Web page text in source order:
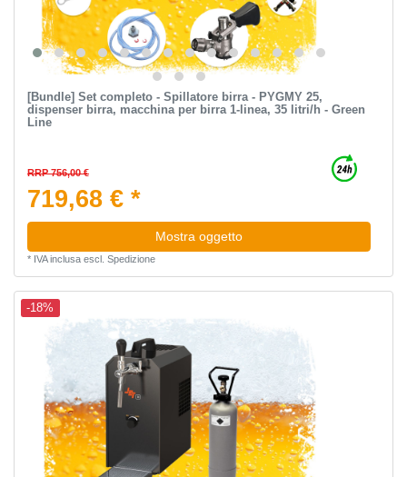
[Bundle] Set completo - Spillatore birra - PYGMY 25,
dispenser birra, macchina per birra 1-linea, 35 litri/h - Green
Line
RRP 756,00 €
719,68 € *
Mostra oggetto
* IVA inclusaescl. Spedizione
-18%